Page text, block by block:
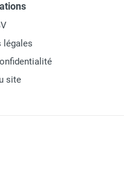
légales
site